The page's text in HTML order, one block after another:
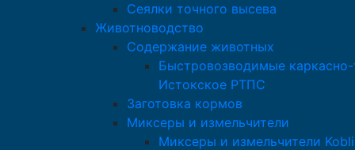
Сеялки точного высева
Животноводство
Содержание животных
Быстровозводимые
Истокское РТПС
Заготовка кормов
Миксеры и измельчители
Миксеры и измельчители